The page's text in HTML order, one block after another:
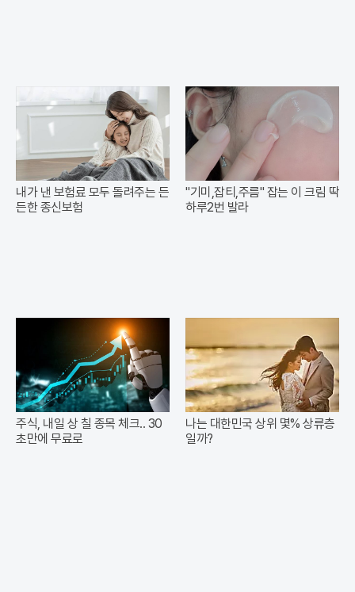
내가 낸 보험료 모두 돌려주는 든
든한 종신보험
"기미,잡티,주름" 잡는 이 크림 딱
하루2번 발라
주식, 내일 상 칠 종목 체크.. 30
초만에 무료로
나는 대한민국 상위 몇% 상류층
일까?